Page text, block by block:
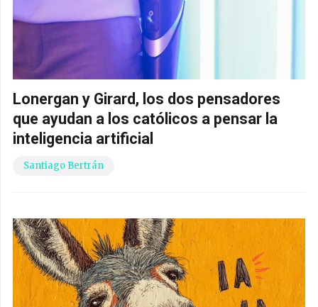
Lonergan y Girard, los dos pensadores
que ayudan a los católicos a pensar la
inteligencia artificial
Santiago Bertrán